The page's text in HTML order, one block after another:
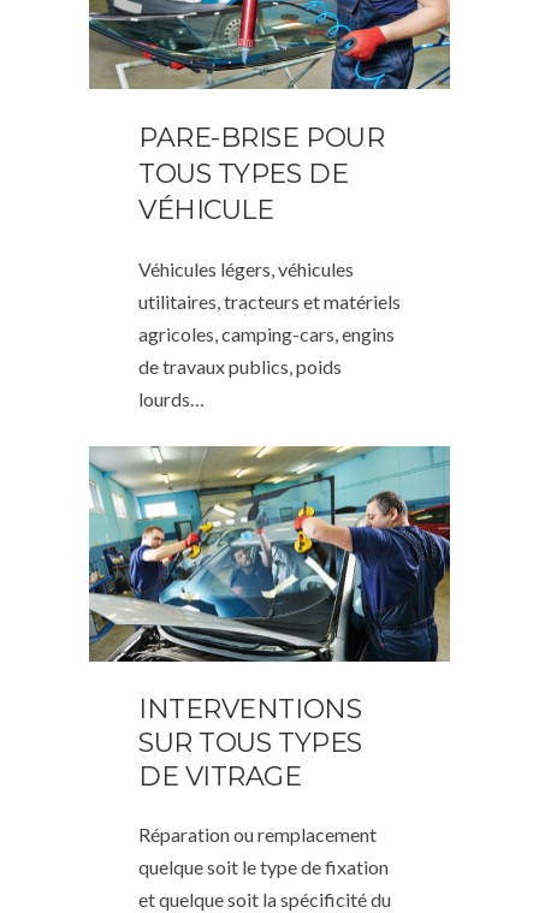
PARE-BRISE POUR
TOUS TYPES DE
VÉHICULE
Véhicules légers, véhicules
utilitaires, tracteurs et matériels
agricoles, camping-cars, engins
de travaux publics, poids
lourds…
INTERVENTIONS
SUR TOUS TYPES
DE VITRAGE
Réparation ou remplacement
quelque soit le type de fixation
et quelque soit la spécificité du